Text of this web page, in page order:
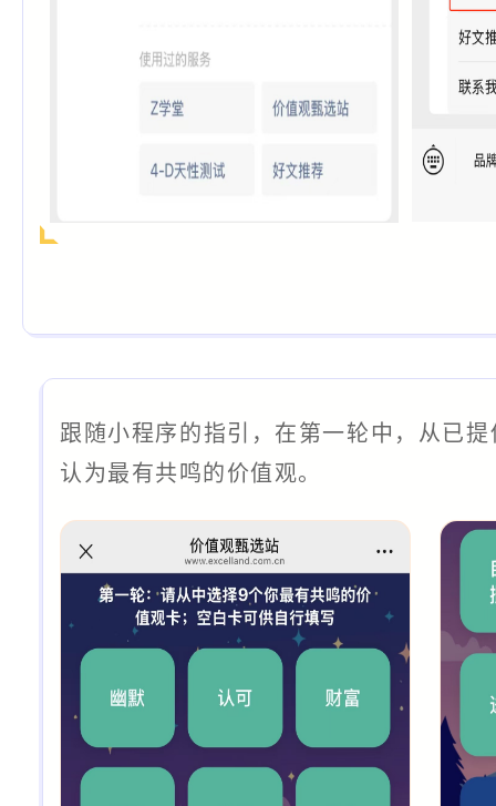
跟随小程序的指引，在第一轮中，从已
认为最有共鸣的价值观。